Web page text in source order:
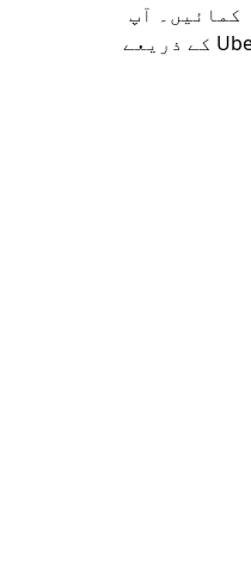
کمائیں۔ آپ
اپنی خود کی کار استعمال کر سکتے ہیں یا Uber کے ذریعے